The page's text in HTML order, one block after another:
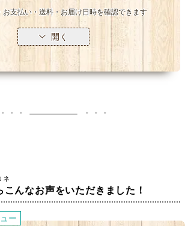
お支払い・送料・お届け日時を確認できます
開く
ネ
こんなお声をいただきました！
ー